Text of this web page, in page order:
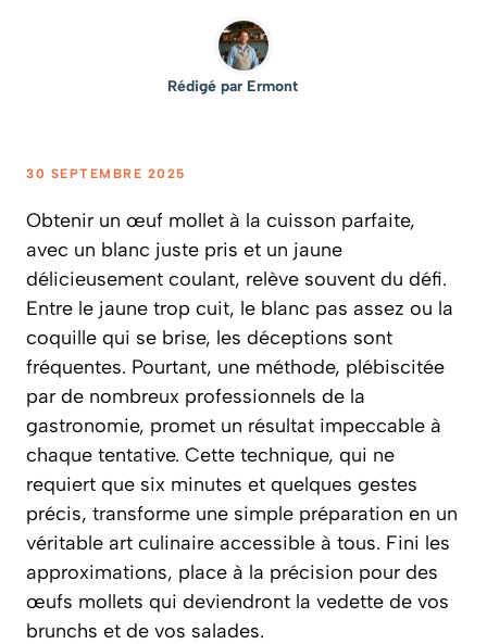
Rédigé par Ermont
30 SEPTEMBRE 2025
Obtenir un œuf mollet à la cuisson parfaite,
avec un blanc juste pris et un jaune
délicieusement coulant, relève souvent du défi.
Entre le jaune trop cuit, le blanc pas assez ou la
coquille qui se brise, les déceptions sont
fréquentes. Pourtant, une méthode, plébiscitée
par de nombreux professionnels de la
gastronomie, promet un résultat impeccable à
chaque tentative. Cette technique, qui ne
requiert que six minutes et quelques gestes
précis, transforme une simple préparation en un
véritable art culinaire accessible à tous. Fini les
approximations, place à la précision pour des
œufs mollets qui deviendront la vedette de vos
brunchs et de vos salades.